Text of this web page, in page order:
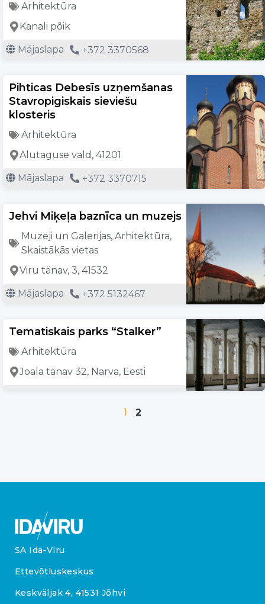
Arhitektūra
Kanali põik
Mājaslapa +372 3370568
Pihticas Debesīs uzņemšanas
Stavropigiskais sieviešu
klosteris
Arhitektūra
Alutaguse vald, 41201
Mājaslapa +372 3370715
Jehvi Miķeļa baznīca un muzejs
Muzeji un Galerijas, Arhitektūra,
Skaistākās vietas
Viru tänav, 3, 41532
Mājaslapa +372 5132467
Tematiskais parks “Stalker”
Arhitektūra
Joala tänav 32, Narva, Eesti
1 2
SA Ida-Viru
Ettevõtluskeskus
Keskväljak 4, 41531 Jõhvi